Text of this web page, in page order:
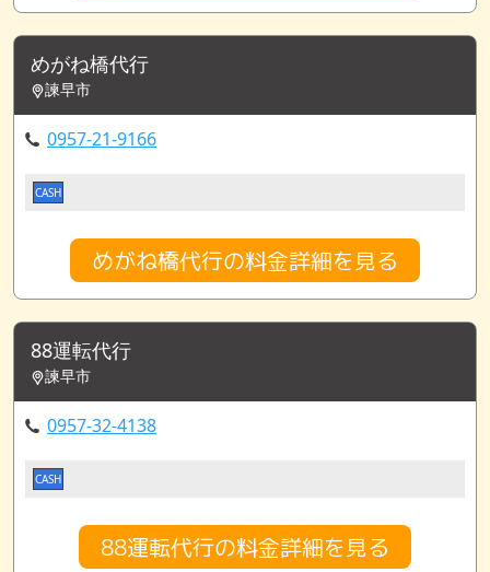
めがね橋代行
諫早市
0957-21-9166
CASH
めがね橋代行の料金詳細を見る
88運転代行
諫早市
0957-32-4138
CASH
88運転代行の料金詳細を見る